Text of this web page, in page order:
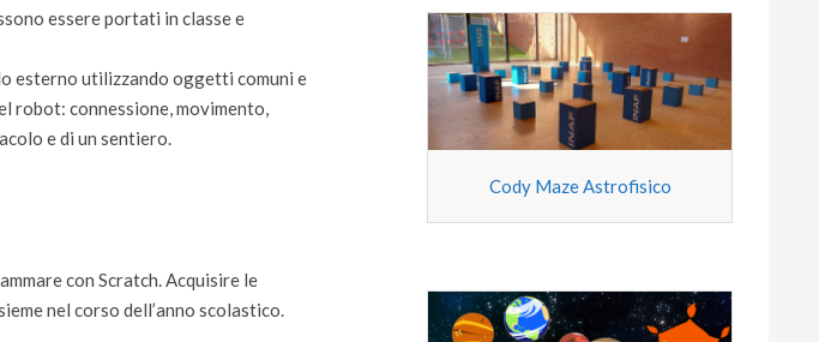
essere portati in classe e
esterno utilizzando oggetti comuni e
robot: connessione, movimento,
e di un sentiero.
con Scratch. Acquisire le
nel corso dell’anno scolastico.
Cody Maze Astrofisico